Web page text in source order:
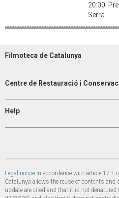
20:00
Serra.
Filmoteca de Catalunya
Centre de Restauració i
Help
Legal notice In accordance with article 17.1
Catalunya allows the reuse of contents and
update are cited and that it is not